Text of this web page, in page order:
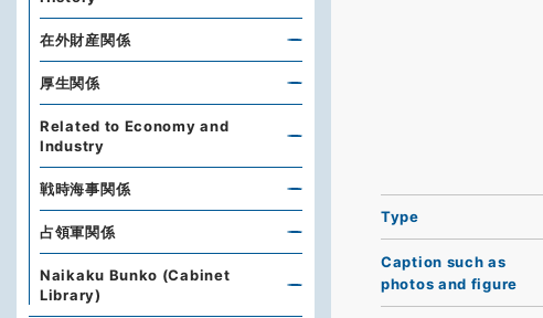
Type
Caption such as
photos and figure
在外財産関係
厚生関係
Related to Economy and
Industry
戦時海事関係
占領軍関係
Naikaku Bunko (Cabinet
Library)